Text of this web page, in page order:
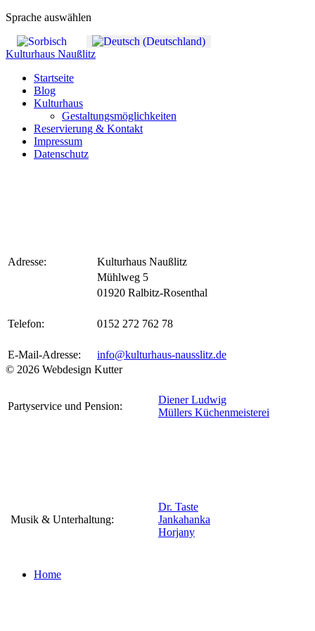
Sprache auswählen
Kulturhaus Naußlitz
Startseite
Blog
Kulturhaus
Gestaltungsmöglichkeiten
Reservierung & Kontakt
Impressum
Datenschutz
Adresse:
Kulturhaus Naußlitz
Mühlweg 5
01920 Ralbitz-Rosenthal
Telefon: 0152 272 762 78
E-Mail-Adresse:
info@kulturhaus-nausslitz.de
© 2026 Webdesign Kutter
Partyservice und Pension:
Diener Ludwig
Müllers Küchenmeisterei
Musik & Unterhaltung:
Dr. Taste
Jankahanka
Horjany
Home